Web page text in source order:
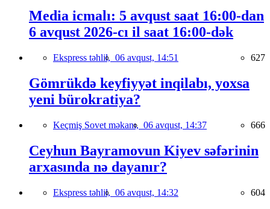
Media icmalı: 5 avqust saat 16:00-dan
6 avqust 2026-cı il saat 16:00-dək
Ekspress təhlil, 06 avqust, 14:51 627
Gömrükdə keyfiyyət inqilabı, yoxsa
yeni bürokratiya?
Keçmiş Sovet məkanı, 06 avqust, 14:37 666
Ceyhun Bayramovun Kiyev səfərinin
arxasında nə dayanır?
Ekspress təhlil, 06 avqust, 14:32 604